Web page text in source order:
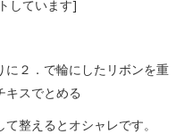
しています]
に２．で輪にしたリボンを重
キスでとめる
整えるとオシャレです。